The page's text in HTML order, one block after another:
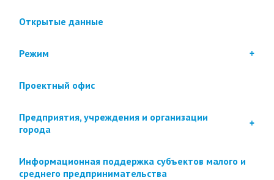
Открытые данные
Режим
Проектный офис
Предприятия, учреждения и организации
города
Информационная поддержка субъектов малого и
среднего предпринимательства